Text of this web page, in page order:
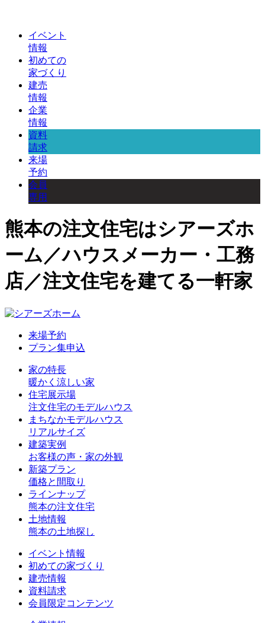
イベント
情報
初めての
家づくり
建売
情報
企業
情報
資料
請求
来場
予約
会員
専用
熊本の注文住宅はシアーズホ
ーム／ハウスメーカー・工務
店／注文住宅を建てる一軒家
来場予約
プラン集申込
家の特長
暖かく涼しい家
住宅展示場
注文住宅のモデルハウス
まちなかモデルハウス
リアルサイズ
建築実例
お客様の声・家の外観
新築プラン
価格と間取り
ラインナップ
熊本の注文住宅
土地情報
熊本の土地探し
イベント情報
初めての家づくり
建売情報
資料請求
会員限定コンテンツ